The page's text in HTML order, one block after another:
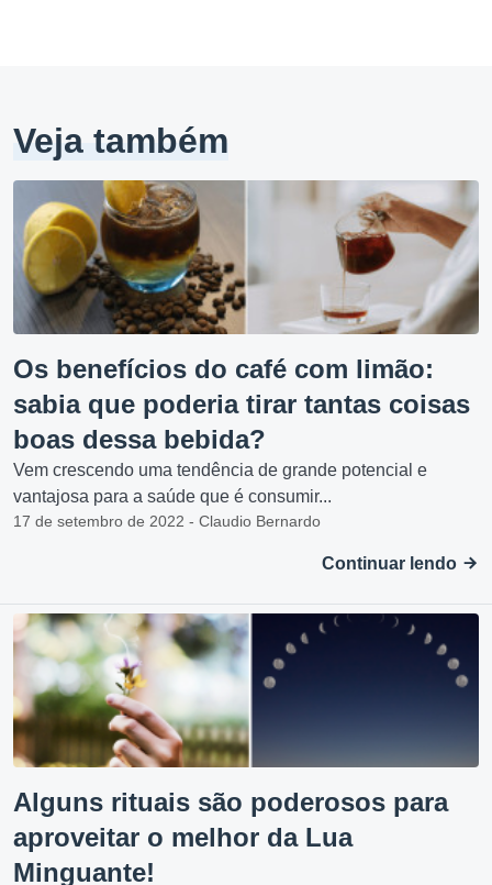
Veja também
Os benefícios do café com limão:
sabia que poderia tirar tantas coisas
boas dessa bebida?
Vem crescendo uma tendência de grande potencial e
vantajosa para a saúde que é consumir...
17 de setembro de 2022 - Claudio Bernardo
Continuar lendo
Alguns rituais são poderosos para
aproveitar o melhor da Lua
Minguante!